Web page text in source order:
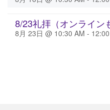
8/23礼拝（オンライン
8月 23日 @ 10:30 AM -